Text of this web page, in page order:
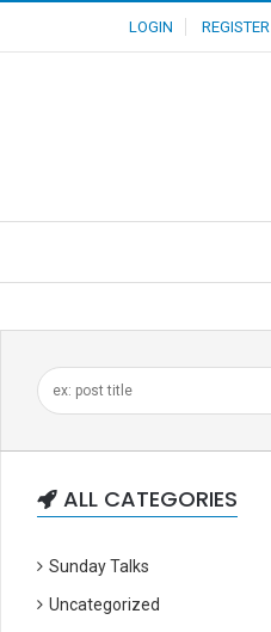
LOGIN REGISTER
ALL CATEGORIES
Sunday Talks
Uncategorized